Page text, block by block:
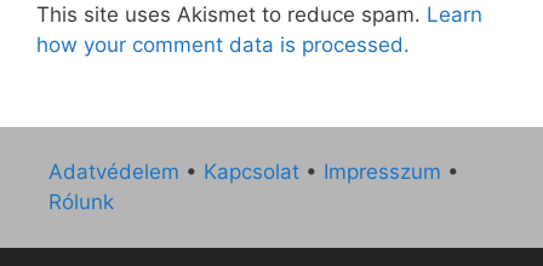
This site uses Akismet to reduce spam. Learn
how your comment data is processed.
Adatvédelem • Kapcsolat • Impresszum •
Rólunk